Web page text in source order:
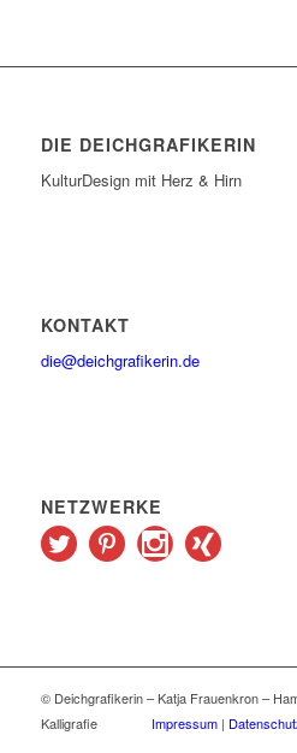
DIE DEICHGRAFIKERIN
KulturDesign mit Herz & Hirn
KONTAKT
die@deichgrafikerin.de
NETZWERKE
© Deichgrafikerin – Katja Frauenkron –
Kalligrafie Impressum|